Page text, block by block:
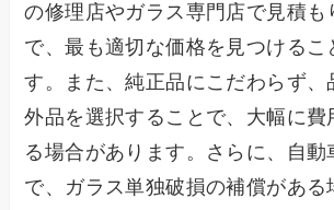
の修理店やガラス専門店で見積も
で、最も適切な価格を見つけるこ
す。また、純正品にこだわらず、
外品を選択することで、大幅に費
る場合があります。さらに、自動
で、ガラス単独破損の補償がある